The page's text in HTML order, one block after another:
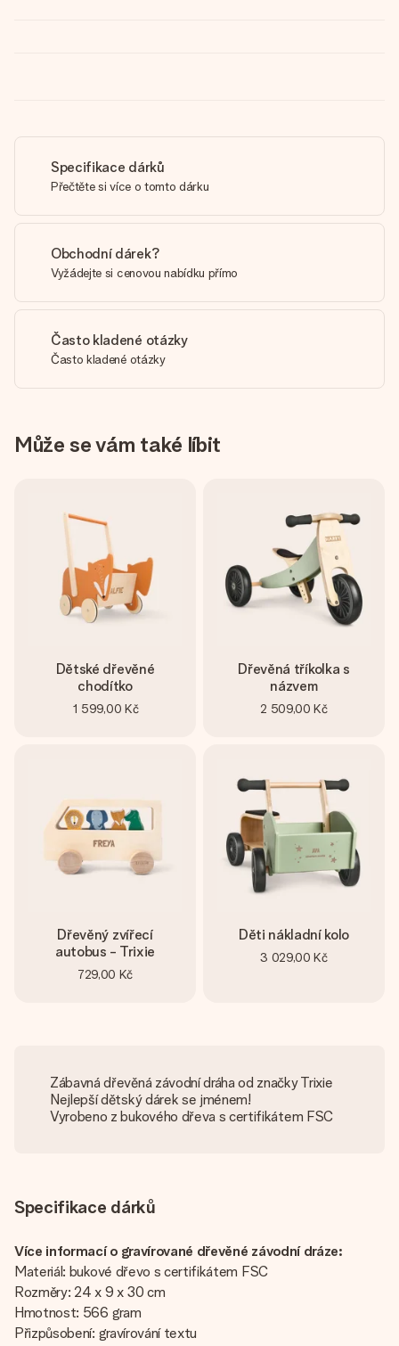
Specifikace dárků
Přečtěte si více o tomto dárku
Obchodní dárek?
Vyžádejte si cenovou nabídku přímo
Často kladené otázky
Často kladené otázky
Může se vám také líbit
Dětské dřevěné
chodítko
1 599,00 Kč
Dřevěná tříkolka s
názvem
2 509,00 Kč
Dřevěný zvířecí
autobus - Trixie
729,00 Kč
Děti nákladní kolo
3 029,00 Kč
Zábavná dřevěná závodní dráha od značky Trixie
Nejlepší dětský dárek se jménem!
Vyrobeno z bukového dřeva s certifikátem FSC
Specifikace dárků
Více informací o gravírované dřevěné závodní dráze:
Materiál: bukové dřevo s certifikátem FSC
Rozměry: 24 x 9 x 30 cm
Hmotnost: 566 gram
Přizpůsobení: gravírování textu